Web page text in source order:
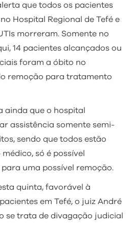
que todos os pacientes
Hospital Regional de Tefé e
morreram. Somente no
14 pacientes alcançados ou
foram a óbito no
remoção para tratamento
ainda que o hospital
assistência somente semi-
sendo que todos estão
só é possível
uma possível remoção.
quinta, favorável à
em Tefé, o juiz André
se trata de divagação judicial